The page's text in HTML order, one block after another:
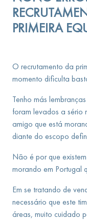
PRIMEIRA
O recrutamento da
momento dificulta
Tenho más
foram levados a sério
amigo que está
diante do escopo
Não é por que
morando em Portugal
Em se tratando de
necessário que este
áreas, muito cuidado